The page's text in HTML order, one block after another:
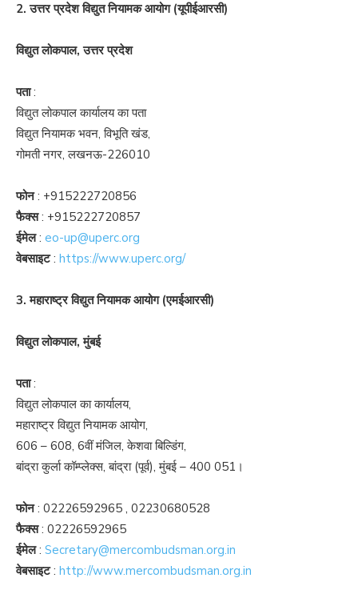
2. उत्तर प्रदेश विद्युत नियामक आयोग (यूपीईआरसी)
विद्युत लोकपाल, उत्तर प्रदेश
पता:
विद्युत लोकपाल कार्यालय का पता
विद्युत नियामक भवन, विभूति खंड,
गोमती नगर, लखनऊ-226010
फोन: +915222720856
फैक्स: +915222720857
ईमेल: eo-up@uperc.org
वेबसाइट: https://www.uperc.org/
3. महाराष्ट्र विद्युत नियामक आयोग (एमईआरसी)
विद्युत लोकपाल, मुंबई
पता:
विद्युत लोकपाल का कार्यालय,
महाराष्ट्र विद्युत नियामक आयोग,
606 – 608, 6वीं मंजिल, केशवा बिल्डिंग,
बांद्रा कुर्ला कॉम्प्लेक्स, बांद्रा (पूर्व), मुंबई – 400 051।
फोन: 02226592965 , 02230680528
फैक्स: 02226592965
ईमेल: Secretary@mercombudsman.org.in
वेबसाइट: http://www.mercombudsman.org.in